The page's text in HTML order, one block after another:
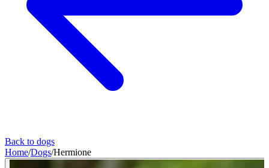
Back to dogs
Home/Dogs/Hermione